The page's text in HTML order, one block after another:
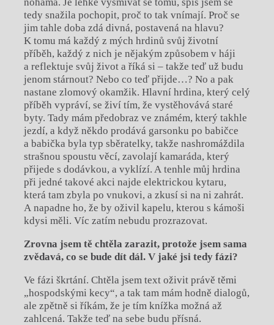
tedy snažila pochopit, proč to tak vnímají. Proč se
jim tahle doba zdá divná, postavená na hlavu?
K tomu má každý z mých hrdinů svůj životní
příběh, každý z nich je nějakým způsobem v háji
a reflektuje svůj život a říká si – takže teď už budu
jenom stárnout? Nebo co teď přijde…? No a pak
nastane zlomový okamžik. Hlavní hrdina, který celý
příběh vypráví, se živí tím, že vystěhovává staré
byty. Tady mám předobraz ve známém, který takhle
jezdí, a když někdo prodává garsonku po babičce
a babička byla typ sběratelky, takže nashromáždila
strašnou spoustu věcí, zavolají kamaráda, který
přijede s dodávkou, a vyklízí. A tenhle můj hrdina
při jedné takové akci najde elektrickou kytaru,
která tam zbyla po vnukovi, a zkusí si na ni zahrát.
A napadne ho, že by oživil kapelu, kterou s kámoši
kdysi měli. Víc zatím nebudu prozrazovat.
Zrovna jsem tě chtěla zarazit, protože jsem sama
zvědavá, co se bude dít dál. V jaké jsi tedy fázi?
Ve fázi škrtání. Chtěla jsem text oživit právě těmi
„hospodskými kecy“, a tak tam mám hodně dialogů,
ale zpětně si říkám, že je tím knížka možná až
zahlcená. Takže teď na sebe budu přísná.